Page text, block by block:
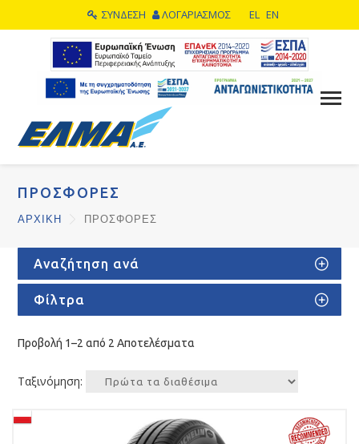
ΣΥΝΔΕΣΗ ΛΟΓΑΡΙΑΣΜΟΣ EL EN
ΠΡΟΣΦΟΡΕΣ
ΑΡΧΙΚΗ ΠΡΟΣΦΟΡΕΣ
Αναζήτηση ανά
Φίλτρα
Προβολή 1–2 από 2 Αποτελέσματα
Ταξινόμηση: